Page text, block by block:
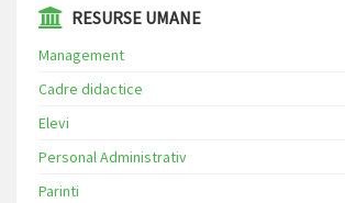
⁠⁠⁠RESURSE UMANE
Management
Cadre didactice
Elevi
Personal Administrativ
Parinti